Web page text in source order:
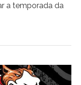
a temporada da